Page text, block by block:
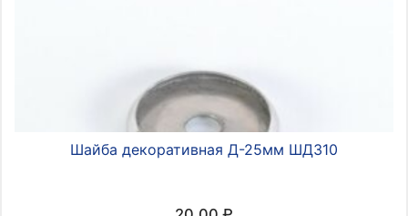
Шайба декоративная Д-25мм ШД310